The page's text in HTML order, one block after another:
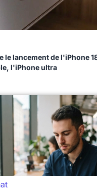
le lancement de l'iPhone
l'iPhone ultra